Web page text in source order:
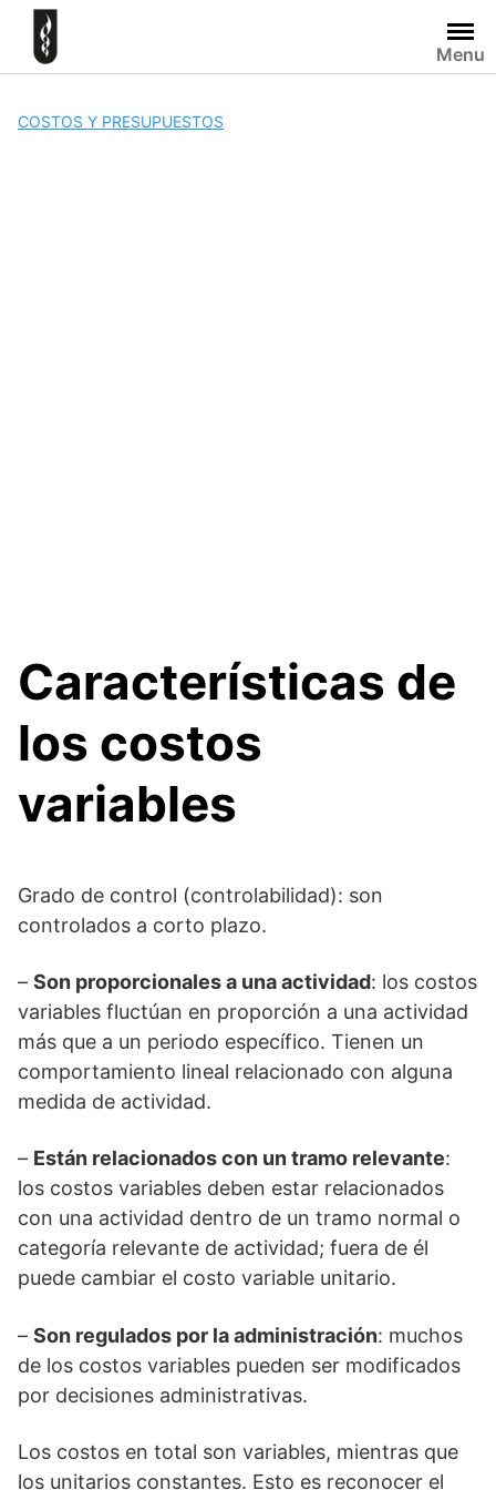
Skip
content
Menu
COSTOS Y PRESUPUESTOS
Características de
los costos
variables
Grado de control (controlabilidad): son
controlados a corto plazo.
– Son proporcionales a una actividad: los costos
variables fluctúan en proporción a una actividad
más que a un periodo específico. Tienen un
comportamiento lineal relacionado con alguna
medida de actividad.
– Están relacionados con un tramo relevante:
los costos variables deben estar relacionados
con una actividad dentro de un tramo normal o
categoría relevante de actividad; fuera de él
puede cambiar el costo variable unitario.
– Son regulados por la administración: muchos
de los costos variables pueden ser modificados
por decisiones administrativas.
Los costos en total son variables, mientras que
los unitarios constantes. Esto es reconocer el